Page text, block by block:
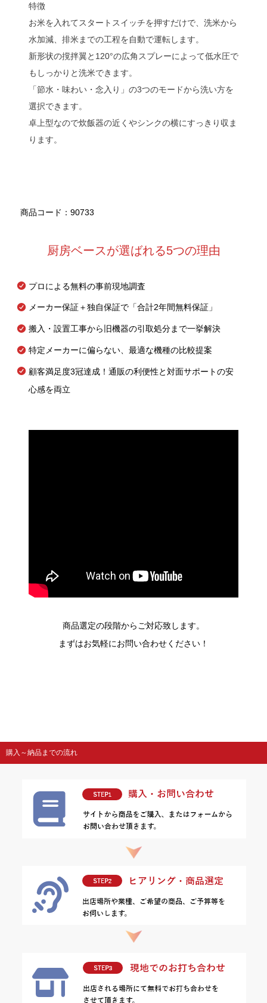
特徴
お米を入れてスタートスイッチを押すだけで、洗米から
水加減、排米までの工程を自動で運転します。
新形状の撹拌翼と120°の広角スプレーによって低水圧で
もしっかりと洗米できます。
「節水・味わい・念入り」の3つのモードから洗い方を
選択できます。
卓上型なので炊飯器の近くやシンクの横にすっきり収ま
ります。
商品コード：90733
厨房ベースが選ばれる5つの理由
プロによる無料の事前現地調査
メーカー保証＋独自保証で「合計2年間無料保証」
搬入・設置工事から旧機器の引取処分まで一挙解決
特定メーカーに偏らない、最適な機種の比較提案
顧客満足度3冠達成！通販の利便性と対面サポートの安
心感を両立
商品選定の段階からご対応致します。
まずはお気軽にお問い合わせください！
購入～納品までの流れ